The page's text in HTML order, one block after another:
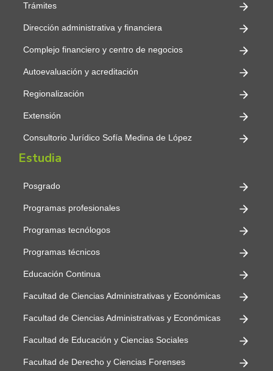
Trámites
Dirección administrativa y financiera
Complejo financiero y centro de negocios
Autoevaluación y acreditación
Regionalización
Extensión
Consultorio Jurídico Sofía Medina de López
Estudia
Posgrado
Programas profesionales
Programas tecnólogos
Programas técnicos
Educación Continua
Facultad de Ciencias Administrativas y Económicas
Facultad de Ciencias Administrativas y Económicas
Facultad de Educación y Ciencias Sociales
Facultad de Derecho y Ciencias Forenses